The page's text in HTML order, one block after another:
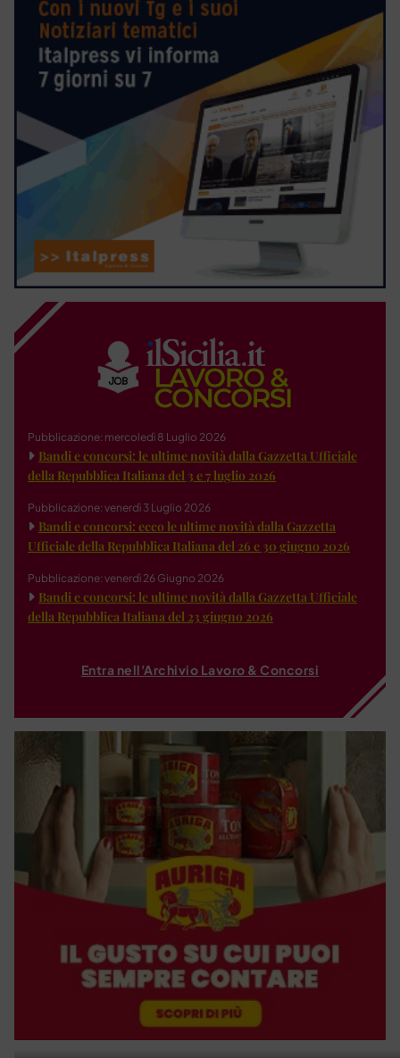
Pubblicazione: mercoledì 8 Luglio 2026
Bandi e concorsi: le ultime novità dalla Gazzetta Ufficiale
della Repubblica Italiana del 3 e 7 luglio 2026
Pubblicazione: venerdì 3 Luglio 2026
Bandi e concorsi: ecco le ultime novità dalla Gazzetta
Ufficiale della Repubblica Italiana del 26 e 30 giugno 2026
Pubblicazione: venerdì 26 Giugno 2026
Bandi e concorsi: le ultime novità dalla Gazzetta Ufficiale
della Repubblica Italiana del 23 giugno 2026
Entra nell'Archivio Lavoro & Concorsi